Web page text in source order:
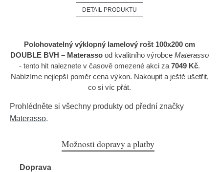
DETAIL PRODUKTU
Polohovatelný výklopný lamelový rošt 100x200 cm
DOUBLE BVH – Materasso od kvalitního výrobce Materasso
- tento hit naleznete v časově omezené akci za 7049 Kč.
Nabízíme nejlepší poměr cena výkon. Nakoupit a ještě ušetřit,
co si víc přát.
Prohlédněte si všechny produkty od přední značky
Materasso.
Možnosti dopravy a platby
Doprava